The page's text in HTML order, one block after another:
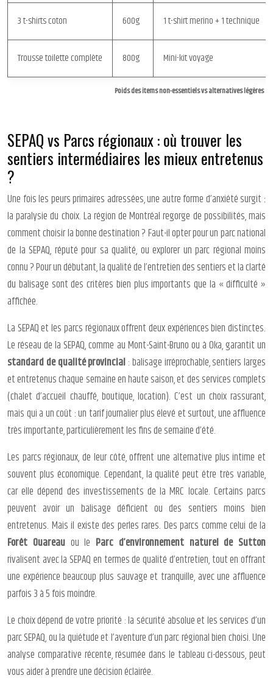
Poids des items non-essentiels vs alternatives légères
3 t-shirts coton 600g 1 t-shirt merino + 1 technique
Trousse toilette complète 800g Mini-kit voyage
SEPAQ vs Parcs régionaux : où trouver les
sentiers intermédiaires les mieux entretenus
?
Une fois les peurs primaires adressées, une autre forme d’anxiété surgit :
la paralysie du choix. La région de Montréal regorge de possibilités, mais
comment choisir la bonne destination ? Faut-il opter pour un parc national
de la SEPAQ, réputé pour sa qualité, ou explorer un parc régional moins
connu ? Pour un débutant, la qualité de l’entretien des sentiers et la clarté
du balisage sont des critères bien plus importants que la « difficulté »
affichée.
La SEPAQ et les parcs régionaux offrent deux expériences bien distinctes.
Le réseau de la SEPAQ, comme au Mont-Saint-Bruno ou à Oka, garantit un
standard de qualité provincial: balisage irréprochable, sentiers larges
et entretenus chaque semaine en haute saison, et des services complets
(chalet d’accueil chauffé, boutique, location). C’est un choix rassurant,
mais qui a un coût : un tarif journalier plus élevé et surtout, une affluence
très importante, particulièrement les fins de semaine d’été.
Les parcs régionaux, de leur côté, offrent une alternative plus intime et
souvent plus économique. Cependant, la qualité peut être très variable,
car elle dépend des investissements de la MRC locale. Certains parcs
peuvent avoir un balisage déficient ou des sentiers moins bien
entretenus. Mais il existe des perles rares. Des parcs comme celui de la
Forêt Ouareauou le Parc d’environnement naturel de Sutton
rivalisent avec la SEPAQ en termes de qualité d’entretien, tout en offrant
une expérience beaucoup plus sauvage et tranquille, avec une affluence
parfois 3 à 5 fois moindre.
Le choix dépend de votre priorité : la sécurité absolue et les services d’un
parc SEPAQ, ou la quiétude et l’aventure d’un parc régional bien choisi. Une
analyse comparative récente, résumée dans le tableau ci-dessous, peut
vous aider à prendre une décision éclairée.